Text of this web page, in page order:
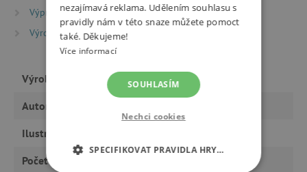
Výprodej %
Výprodej -20 %
Výrobci
Vyšehrad
Výrobce Vyšehrad
Autor
Ilustrátor
Počet stran
nezajímavá reklama. Udělením souhlasu s
pravidly nám v této snaze můžete pomoct
také. Děkujeme!
Více informací
SOUHLASÍM
Nechci cookies
SPECIFIKOVAT PRAVIDLA HRY…